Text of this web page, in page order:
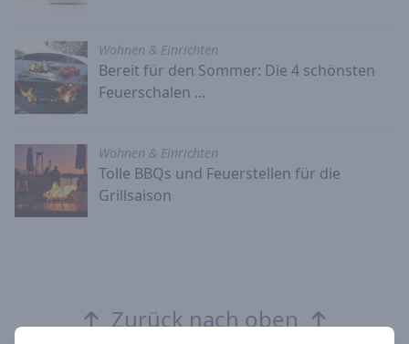
Wohnen & Einrichten
Bereit für den Sommer: Die 4 schönsten
Feuerschalen ...
Wohnen & Einrichten
Tolle BBQs und Feuerstellen für die
Grillsaison
Zurück nach oben